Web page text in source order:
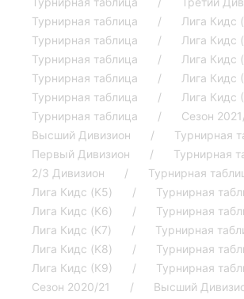
Турнирная таблица
Лига Кидс
Турнирная таблица
Лига Кидс
Турнирная таблица
Лига Кидс
Турнирная таблица
Лига Кидс
Турнирная таблица
Лига Кидс
Турнирная таблица
Сезон
Высший Дивизион
Турнирная
Первый Дивизион
Турнирная
2/3 Дивизион
Турнирная
Лига Кидс (K5)
Турнирная
Лига Кидс (K6)
Турнирная
Лига Кидс (K7)
Турнирная
Лига Кидс (K8)
Турнирная
Лига Кидс (К9)
Турнирная
Сезон 2020/21
Высший